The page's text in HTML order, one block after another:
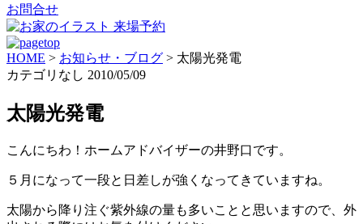
お問合せ
来場予約
HOME > お知らせ・ブログ > 太陽光発電
カテゴリなし 2010/05/09
太陽光発電
こんにちわ！ホームアドバイザーの井野口です。
５月になって一段と日差しが強くなってきていますね。
太陽から降り注ぐ紫外線の量も多いことと思いますので、外